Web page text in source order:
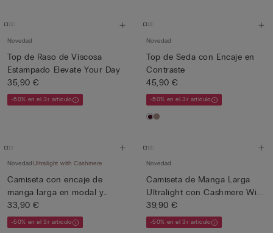
Novedad
Top de Raso de Viscosa
Estampado Elevate Your Day
35,90 €
-50% en el 3r artículo
Novedad
Top de Seda con Encaje en
Contraste
45,90 €
-50% en el 3r artículo
Novedad Ultralight with Cashmere
Camiseta con encaje de
manga larga en modal y
cash...
33,90 €
-50% en el 3r artículo
Novedad
Camiseta de Manga Larga
Ultralight con Cashmere Wi...
39,90 €
-50% en el 3r artículo